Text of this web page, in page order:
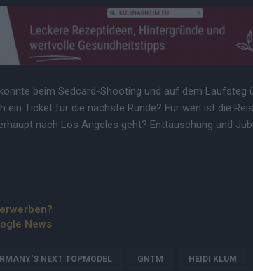
beim Sedcard-Shooting und auf dem Laufsteg
ein Ticket für die nächste Runde? Für wen ist die
nach Los Angeles geht? Enttäuschung und
News
NEXT TOPMODEL GNTM HEIDI KLUM